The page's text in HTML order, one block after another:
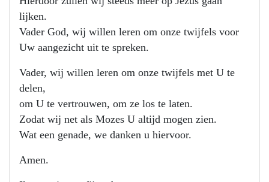
lijken.
Vader God, wij willen leren om onze twijfels voor
Uw aangezicht uit te spreken.
Vader, wij willen leren om onze twijfels met U te
delen,
om U te vertrouwen, om ze los te laten.
Zodat wij net als Mozes U altijd mogen zien.
Wat een genade, we danken u hiervoor.
Amen.